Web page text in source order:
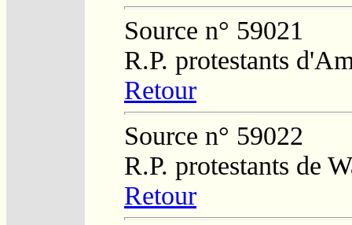
Source n° 59021
R.P. protestants
Retour
Source n° 59022
R.P. protestants de
Retour